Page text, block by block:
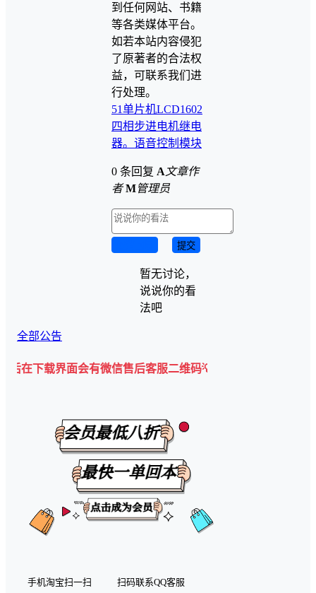
到任何网站、书籍
等各类媒体平台。
如若本站内容侵犯
了原著者的合法权
益，可联系我们进
行处理。
51单片机LCD1602
四相步进电机继电
器。 语音控制模块
0 条回复 A 文章作
者 M管理员
提交
暂无讨论，
说说你的看
法吧
全部公告
界面会有微信售后客服二维码💡
手机淘宝扫一扫 扫码联系QQ客服